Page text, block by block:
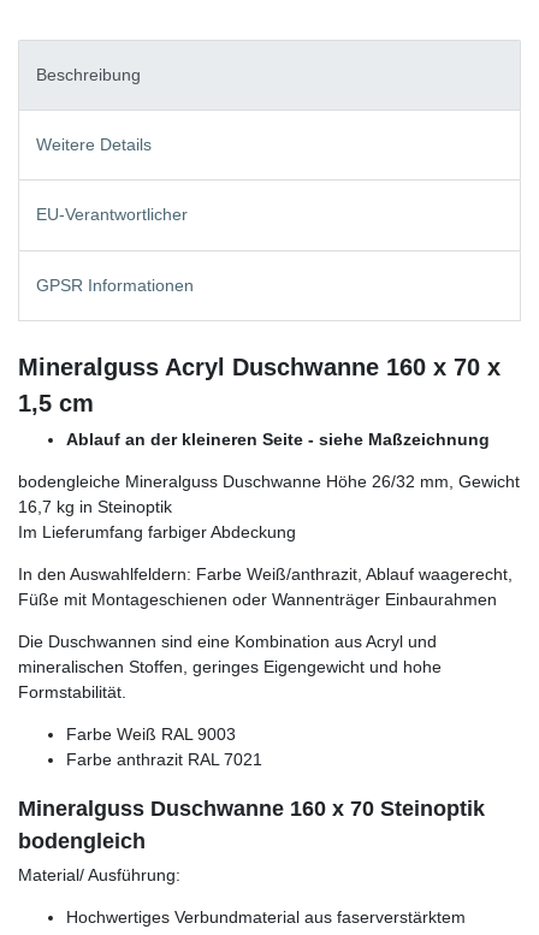
Beschreibung
Weitere Details
EU-Verantwortlicher
GPSR Informationen
Mineralguss Acryl Duschwanne 160 x 70 x
1,5 cm
Ablauf an der kleineren Seite - siehe Maßzeichnung
bodengleiche Mineralguss Duschwanne Höhe 26/32 mm, Gewicht
16,7 kg in Steinoptik
Im Lieferumfang farbiger Abdeckung
In den Auswahlfeldern: Farbe Weiß/anthrazit, Ablauf waagerecht,
Füße mit Montageschienen oder Wannenträger Einbaurahmen
Die Duschwannen sind eine Kombination aus Acryl und
mineralischen Stoffen, geringes Eigengewicht und hohe
Formstabilität.
Farbe Weiß RAL 9003
Farbe anthrazit RAL 7021
Mineralguss Duschwanne 160 x 70 Steinoptik
bodengleich
Material/ Ausführung:
Hochwertiges Verbundmaterial aus faserverstärktem